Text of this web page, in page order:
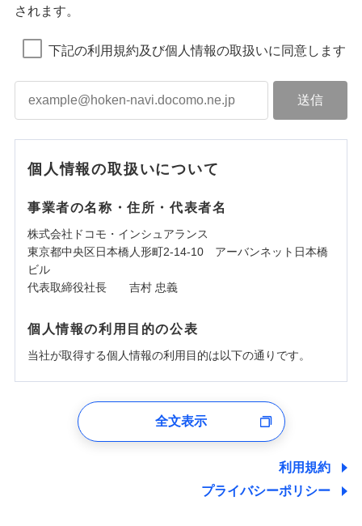
されます。
下記の利用規約及び個人情報の取扱いに同意します
個人情報の取扱いについて
事業者の名称・住所・代表者名
株式会社ドコモ・インシュアランス
東京都中央区日本橋人形町2-14-10 アーバンネット日本橋
ビル
代表取締役社長 吉村 忠義
個人情報の利用目的の公表
当社が取得する個人情報の利用目的は以下の通りです。
ユーザー登録受付および、管理のため
しくは委託を受けている保険会社・提携会社の保険その他に
関する情報を提供し、金融商品等の契約を勧奨するため、ま
た維持管理等の委託業務遂行のため、またそれらに付帯、関
全文表示
利用規約
プライバシーポリシー